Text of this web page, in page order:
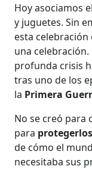
Hoy asociamos el
y juguetes. Sin
esta
una
profunda crisis
tras uno de los
la Primera
No se creó para
para
de cómo el
necesitaba sus